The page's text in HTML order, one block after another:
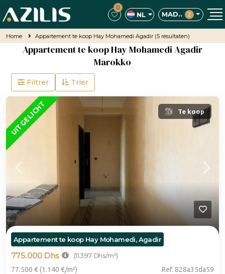
0
NL MAD.. 2
Home Appartement te koop Hay Mohamedi Agadir (5 resultaten)
Appartement te koop Hay Mohamedi Agadir
Marokko
Filtrer Trier
UITGELICHT Te koop
Appartement te koop Hay Mohamedi, Agadir
775.000 Dhs
(11.397 Dhs/m²)
77.500 € (1.140 €/m²)
Ref. 828a35da59